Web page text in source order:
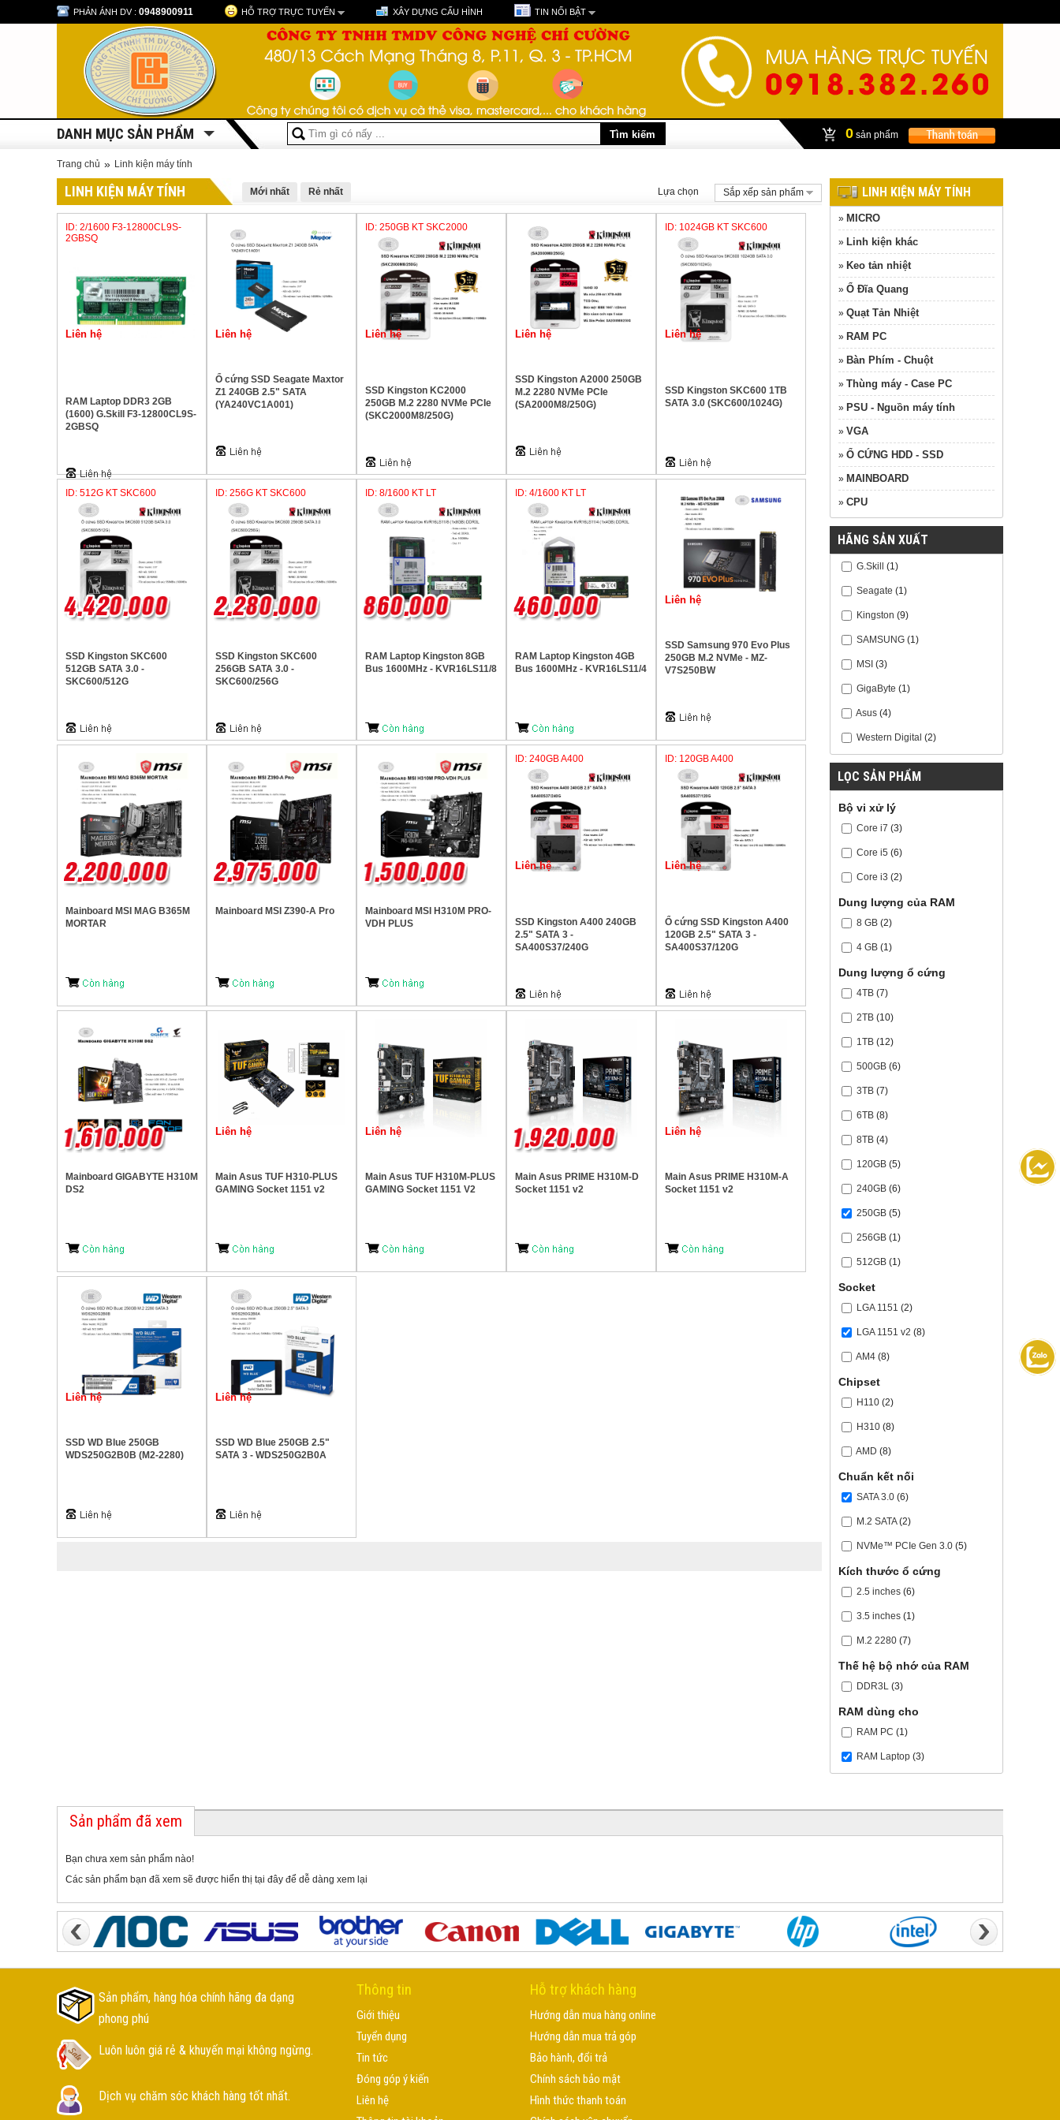
PHẢN ÁNH DV : 0948900911 HỖ TRỢ TRỰC TUYẾN XÂY DỰNG CẤU HÌNH TIN NỔI BẬT
DANH MỤC SẢN PHẨM 0 sản phẩm
Trang chủ » Linh kiện máy tính
LINH KIỆN MÁY TÍNH Mới nhất Rẻ nhất Sắp xếp sản phẩm
Lựa chọn
ID: 2/1600 F3-12800CL9S-
2GBSQ
Liên hệ
RAM Laptop DDR3 2GB
(1600) G.Skill F3-12800CL9S-
2GBSQ
Liên hệ
Ổ cứng SSD Seagate Maxtor
Z1 240GB 2.5" SATA
(YA240VC1A001)
ID: 250GB KT SKC2000
Liên hệ
SSD Kingston KC2000
250GB M.2 2280 NVMe PCIe
(SKC2000M8/250G)
Liên hệ
SSD Kingston A2000 250GB
M.2 2280 NVMe PCIe
(SA2000M8/250G)
ID: 1024GB KT SKC600
Liên hệ
SSD Kingston SKC600 1TB
SATA 3.0 (SKC600/1024G)
ID: 512G KT SKC600
SSD Kingston SKC600
512GB SATA 3.0 -
SKC600/512G
ID: 256G KT SKC600
SSD Kingston SKC600
256GB SATA 3.0 -
SKC600/256G
ID: 8/1600 KT LT
RAM Laptop Kingston 8GB
Bus 1600MHz - KVR16LS11/8
ID: 4/1600 KT LT
RAM Laptop Kingston 4GB
Bus 1600MHz - KVR16LS11/4
Liên hệ
SSD Samsung 970 Evo Plus
250GB M.2 NVMe - MZ-
V7S250BW
Mainboard MSI MAG B365M
MORTAR
Mainboard MSI Z390-A Pro
Mainboard MSI H310M PRO-
VDH PLUS
ID: 240GB A400
Liên hệ
SSD Kingston A400 240GB
2.5" SATA 3 -
SA400S37/240G
ID: 120GB A400
Liên hệ
Ổ cứng SSD Kingston A400
120GB 2.5" SATA 3 -
SA400S37/120G
Mainboard GIGABYTE H310M
DS2
Liên hệ
Main Asus TUF H310-PLUS
GAMING Socket 1151 v2
Liên hệ
Main Asus TUF H310M-PLUS
GAMING Socket 1151 V2
Main Asus PRIME H310M-D
Socket 1151 v2
Liên hệ
Main Asus PRIME H310M-A
Socket 1151 v2
Liên hệ
SSD WD Blue 250GB
WDS250G2B0B (M2-2280)
Liên hệ
SSD WD Blue 250GB 2.5"
SATA 3 - WDS250G2B0A
LINH KIỆN MÁY TÍNH
» MICRO
» Linh kiện khác
» Keo tản nhiệt
» Ổ Đĩa Quang
» Quạt Tản Nhiệt
» RAM PC
» Bàn Phím - Chuột
» Thùng máy - Case PC
» PSU - Nguồn máy tính
» VGA
» Ổ CỨNG HDD - SSD
» MAINBOARD
» CPU
HÃNG SẢN XUẤT
G.Skill (1)
Seagate (1)
Kingston (9)
SAMSUNG (1)
MSI (3)
GigaByte (1)
Asus (4)
Western Digital (2)
LỌC SẢN PHẨM
Bộ vi xử lý
Core i7 (3)
Core i5 (6)
Core i3 (2)
Dung lượng của RAM
8 GB (2)
4 GB (1)
Dung lượng ổ cứng
4TB (7)
2TB (10)
1TB (12)
500GB (6)
3TB (7)
6TB (8)
8TB (4)
120GB (5)
240GB (6)
250GB (5)
256GB (1)
512GB (1)
Socket
LGA 1151 (2)
LGA 1151 v2 (8)
AM4 (8)
Chipset
H110 (2)
H310 (8)
AMD (8)
Chuẩn kết nối
SATA 3.0 (6)
M.2 SATA (2)
NVMe™ PCIe Gen 3.0 (5)
Kích thước ổ cứng
2.5 inches (6)
3.5 inches (1)
M.2 2280 (7)
Thế hệ bộ nhớ của RAM
DDR3L (3)
RAM dùng cho
RAM PC (1)
RAM Laptop (3)
Sản phẩm đã xem
Bạn chưa xem sản phẩm nào!
Các sản phẩm bạn đã xem sẽ được hiển thị tại đây để dễ dàng xem lại
Sản phẩm, hàng hóa chính hãng đa dạng
phong phú
Luôn luôn giá rẻ & khuyến mại không ngừng.
Dịch vụ chăm sóc khách hàng tốt nhất.
Thông tin
Giới thiệu
Tuyển dụng
Tin tức
Đóng góp ý kiến
Liên hệ
Hỗ trợ khách hàng
Hướng dẫn mua hàng online
Hướng dẫn mua trả góp
Bảo hành, đổi trả
Chính sách bảo mật
Hình thức thanh toán